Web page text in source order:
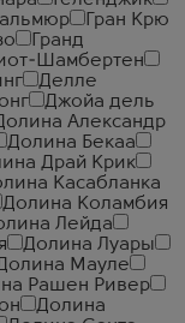
Гран Крю
Гранд
Шамбертен
Делле
Джойа дель
Александр
Долина Бекаа
Драй Крик
Касабланка
Долина Коламбия
Лейда
Долина Луары
Мауле
Рашен Ривер
Долина